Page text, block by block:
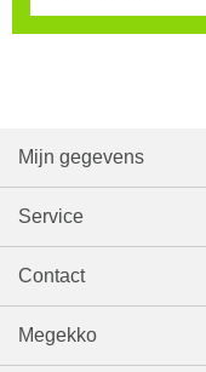
Mijn gegevens
Service
Contact
Megekko